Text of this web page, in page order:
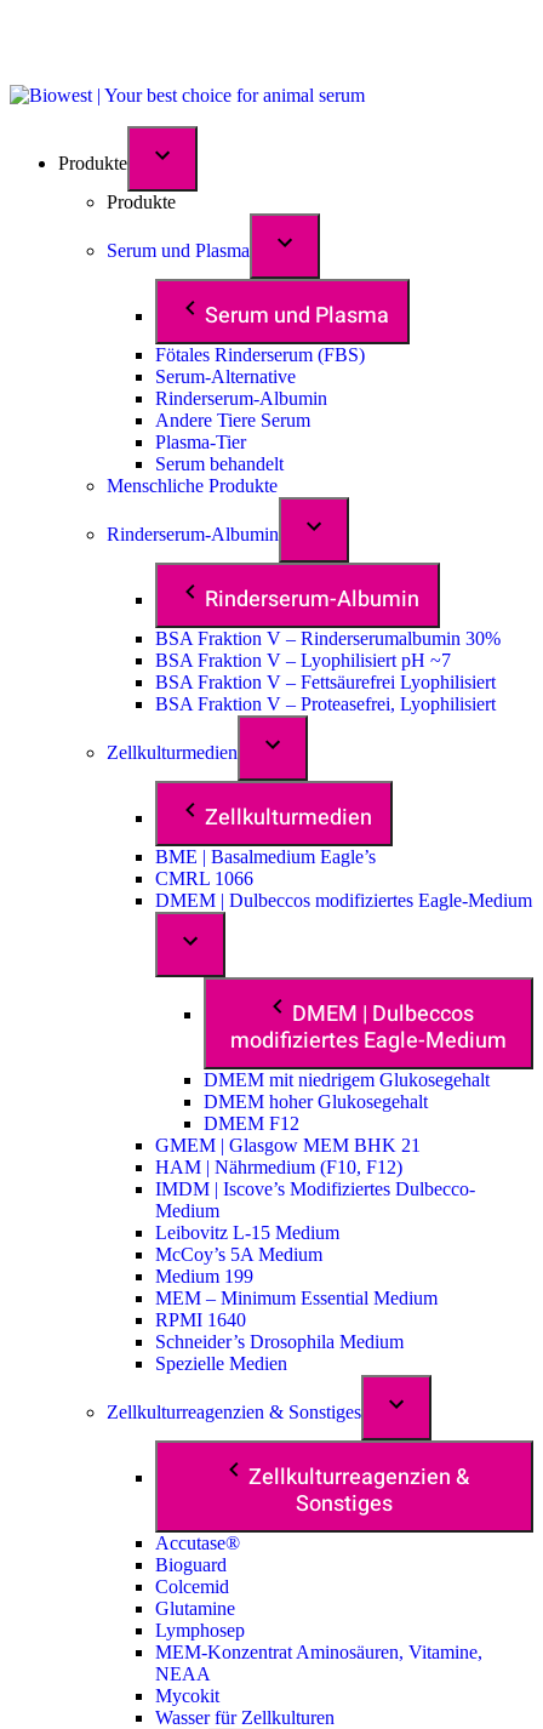
Produkte
Produkte
Serum und Plasma
Serum und Plasma
Fötales Rinderserum (FBS)
Serum-Alternative
Rinderserum-Albumin
Andere Tiere Serum
Plasma-Tier
Serum behandelt
Menschliche Produkte
Rinderserum-Albumin
Rinderserum-Albumin
BSA Fraktion V – Rinderserumalbumin 30%
BSA Fraktion V – Lyophilisiert pH ~7
BSA Fraktion V – Fettsäurefrei Lyophilisiert
BSA Fraktion V – Proteasefrei, Lyophilisiert
Zellkulturmedien
Zellkulturmedien
BME | Basalmedium Eagle’s
CMRL 1066
DMEM | Dulbeccos modifiziertes Eagle-Medium
DMEM | Dulbeccos
modifiziertes Eagle-Medium
DMEM mit niedrigem Glukosegehalt
DMEM hoher Glukosegehalt
DMEM F12
GMEM | Glasgow MEM BHK 21
HAM | Nährmedium (F10, F12)
IMDM | Iscove’s Modifiziertes Dulbecco-
Medium
Leibovitz L-15 Medium
McCoy’s 5A Medium
Medium 199
MEM – Minimum Essential Medium
RPMI 1640
Schneider’s Drosophila Medium
Spezielle Medien
Zellkulturreagenzien & Sonstiges
Zellkulturreagenzien &
Sonstiges
Accutase®
Bioguard
Colcemid
Glutamine
Lymphosep
MEM-Konzentrat Aminosäuren, Vitamine,
NEAA
Mycokit
Wasser für Zellkulturen